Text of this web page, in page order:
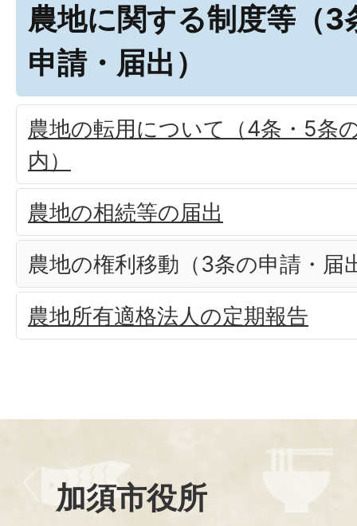
農地に関する制度等（
申請・届出）
農地の転用について（4条・5条
内）
農地の相続等の届出
農地の権利移動（3条の申請・届
農地所有適格法人の定期報告
加須市役所